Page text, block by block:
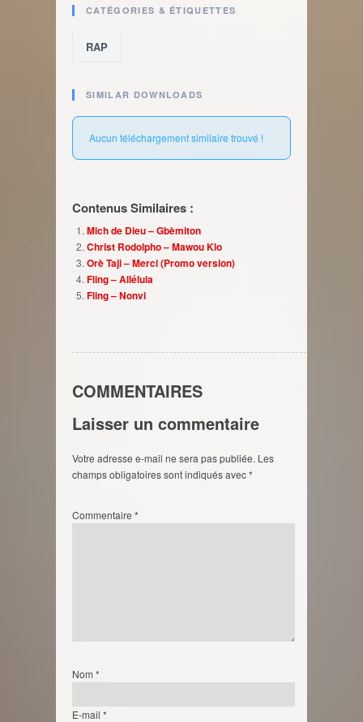
CATÉGORIES & ÉTIQUETTES
RAP
SIMILAR DOWNLOADS
Aucun téléchargement similaire trouvé !
Contenus Similaires :
Mich de Dieu – Gbèmiton
Christ Rodolpho – Mawou Klo
Orè Taji – Merci (Promo version)
Fling – Alléluia
Fling – Nonvi
COMMENTAIRES
Laisser un commentaire
Votre adresse e-mail ne sera pas publiée. Les
champs obligatoires sont indiqués avec*
Commentaire *
Nom *
E-mail *